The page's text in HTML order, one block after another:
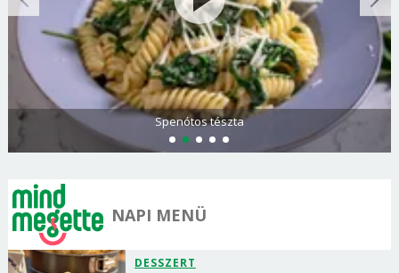
Spenótos tészta
NAPI MENÜ
DESSZERT